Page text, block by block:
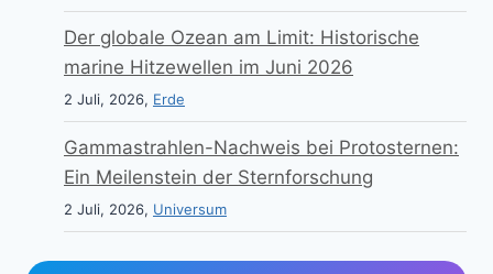
Der globale Ozean am Limit: Historische
marine Hitzewellen im Juni 2026
2 Juli, 2026, Erde
Gammastrahlen-Nachweis bei Protosternen:
Ein Meilenstein der Sternforschung
2 Juli, 2026, Universum